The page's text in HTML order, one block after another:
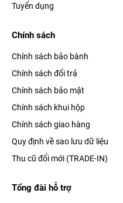
Tuyển dụng
Chính sách
Chính sách bảo bành
Chính sách đổi trả
Chính sách bảo mật
Chính sách khui hộp
Chính sách giao hàng
Quy định về sao lưu dữ liệu
Thu cũ đổi mới (TRADE-IN)
Tổng đài hỗ trợ